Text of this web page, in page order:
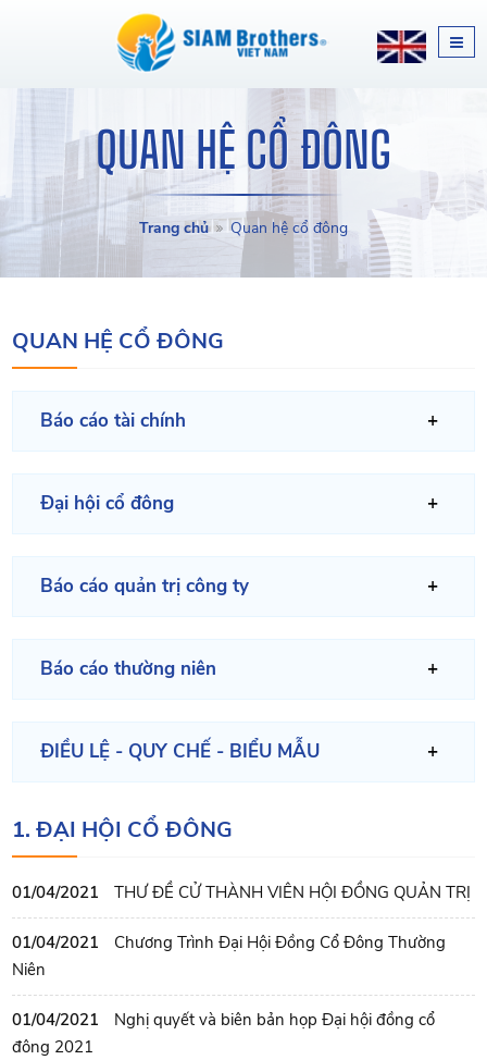
QUAN HỆ CỔ ĐÔNG
Trang chủ Quan hệ cổ đông
QUAN HỆ CỔ ĐÔNG
Báo cáo tài chính
Đại hội cổ đông
Báo cáo quản trị công ty
Báo cáo thường niên
ĐIỀU LỆ - QUY CHẾ - BIỂU MẪU
1. ĐẠI HỘI CỔ ĐÔNG
01/04/2021 THƯ ĐỀ CỬ THÀNH VIÊN HỘI ĐỒNG QUẢN TRỊ
01/04/2021
Chương Trình Đại Hội Đồng Cổ Đông Thường
Niên
01/04/2021
Nghị quyết và biên bản họp Đại hội đồng cổ
đông 2021